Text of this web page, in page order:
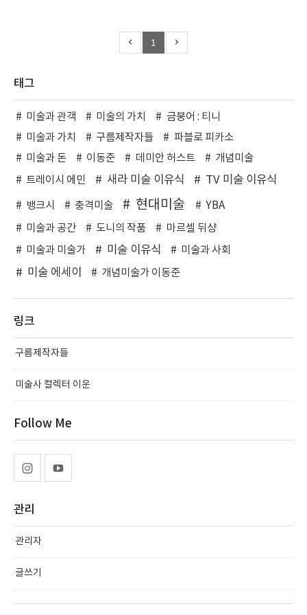
1
태그
미술과 관객 미술의 가치
금붕어 : 티니
미술과 가치
구름제작자들
파블로 피카소
미술과 돈
이동준 데미안 허스트
개념미술
트레이시 에민
새라 미술 이유식 TV 미술 이유식
뱅크시 충격미술 현대미술
YBA
미술과 공간
도니의 작품
마르셀 뒤샹
미술과 미술가
미술 이유식 미술과 사회
미술 에세이 개념미술가 이동준
링크
구름제작자들
미술사 컬렉터 이운
Follow Me
관리
관리자
글쓰기